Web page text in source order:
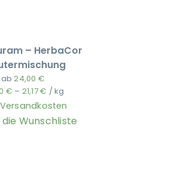
– HerbaCor
ab24,00 €
€ – 21,17€ /kg
Versandkosten
die Wunschliste